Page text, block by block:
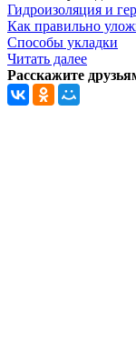
Гидроизоляция и
Как правильно
Способы укладки
Читать далее
Расскажите